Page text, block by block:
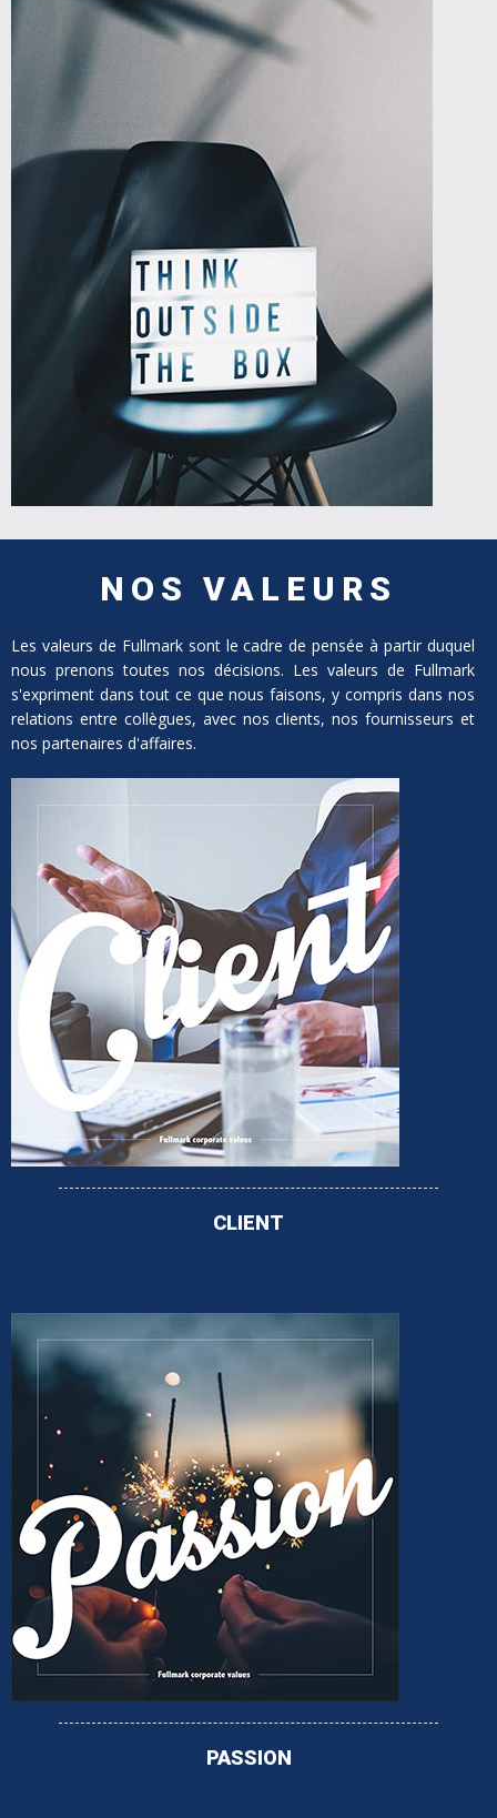
NOS VALEURS
Les valeurs de Fullmark sont le cadre de pensée à partir duquel
nous prenons toutes nos décisions. Les valeurs de Fullmark
s'expriment dans tout ce que nous faisons, y compris dans nos
relations entre collègues, avec nos clients, nos fournisseurs et
nos partenaires d'affaires.
CLIENT
PASSION